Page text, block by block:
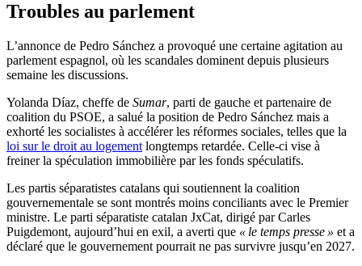
Troubles au parlement
L’annonce de Pedro Sánchez a provoqué une certaine agitation au
parlement espagnol, où les scandales dominent depuis plusieurs
semaine les discussions.
Yolanda Díaz, cheffe de Sumar, parti de gauche et partenaire de
coalition du PSOE, a salué la position de Pedro Sánchez mais a
exhorté les socialistes à accélérer les réformes sociales, telles que la
loi sur le droit au logement longtemps retardée. Celle-ci vise à
freiner la spéculation immobilière par les fonds spéculatifs.
Les partis séparatistes catalans qui soutiennent la coalition
gouvernementale se sont montrés moins conciliants avec le Premier
ministre. Le parti séparatiste catalan JxCat, dirigé par Carles
Puigdemont, aujourd’hui en exil, a averti que « le temps presse » et a
déclaré que le gouvernement pourrait ne pas survivre jusqu’en 2027.